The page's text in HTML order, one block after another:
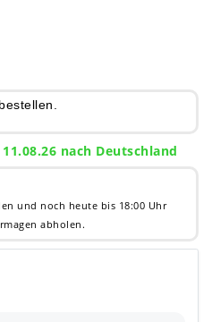
bestellen.
nach Deutschland
und noch heute bis 18:00 Uhr
abholen.